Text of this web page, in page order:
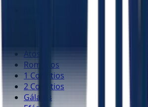
Atos
Romanos
1 Coríntios
2 Coríntios
Gálatas